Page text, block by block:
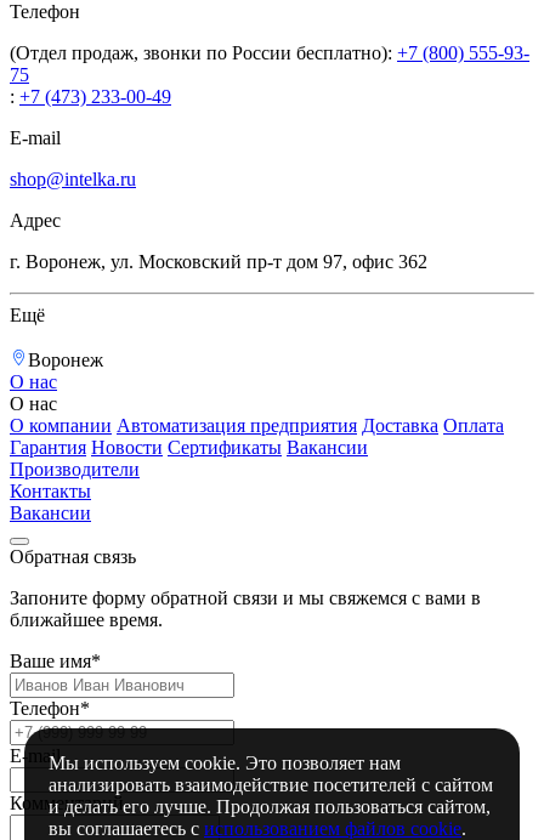
Телефон
(Отдел продаж, звонки по России бесплатно): +7 (800) 555-93-
75
: +7 (473) 233-00-49
E-mail
shop@intelka.ru
Адрес
г. Воронеж, ул. Московский пр-т дом 97, офис 362
Ещё
Воронеж
О нас
О нас
О компании Автоматизация предприятия Доставка Оплата
Гарантия Новости Сертификаты Вакансии
Производители
Контакты
Вакансии
Обратная связь
Запоните форму обратной связи и мы свяжемся с вами в
ближайшее время.
Ваше имя*
Телефон*
E-mail
Комментарий
Мы используем cookie. Это позволяет нам
анализировать взаимодействие посетителей с сайтом
и делать его лучше. Продолжая пользоваться сайтом,
вы соглашаетесь с использованием файлов cookie.